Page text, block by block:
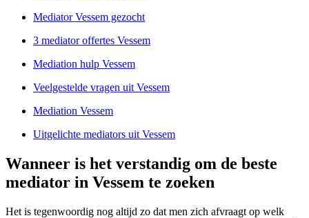
Mediator Vessem gezocht
3 mediator offertes Vessem
Mediation hulp Vessem
Veelgestelde vragen uit Vessem
Mediation Vessem
Uitgelichte mediators uit Vessem
Wanneer is het verstandig om de beste
mediator in Vessem te zoeken
Het is tegenwoordig nog altijd zo dat men zich afvraagt op welk